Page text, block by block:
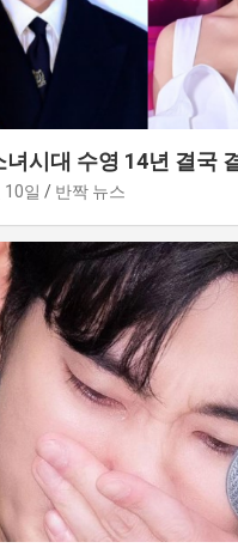
녀시대 수영 14년 결국
10일 반짝 뉴스